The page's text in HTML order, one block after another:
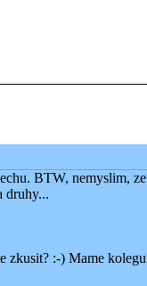
BTW, nemyslim, ze
druhy...
zkusit? :-) Mame kolegu